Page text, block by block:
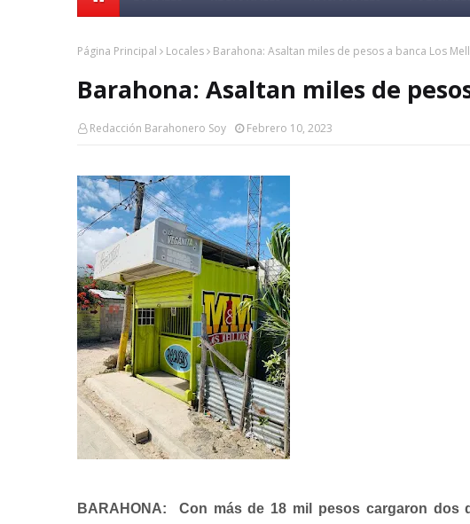
Página Principal Locales Barahona: Asaltan miles de pesos a banca Los
Barahona: Asaltan miles de
Redacción Barahonero Soy Febrero 10, 2023
BARAHONA: Con más de 18 mil pesos cargaron dos